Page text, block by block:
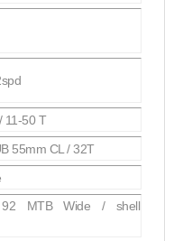
11-50 T
55mm CL / 32T
MTB Wide / shell